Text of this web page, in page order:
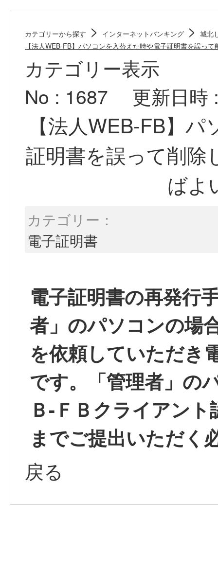
カテゴリーから探す > インターネットバンキング > 城北
【法人WEB-FB】パソコンを入替えた時や電子証明書を誤っ
カテゴリー表示
No : 1687
更新日時
【法人WEB-FB】
証明書を誤って削除
ばよ
カテゴリー：
電子証明書
電子証明書の再発行
者」のパソコンの場
を依頼していただき
です。「管理者」の
Ｂ-ＦＢクライアン
までご提出いただく
戻る